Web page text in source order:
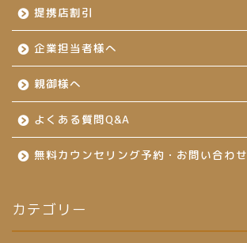
提携店割引
企業担当者様へ
親御様へ
よくある質問Q&A
無料カウンセリング予約・お問い合わせ
カテゴリー